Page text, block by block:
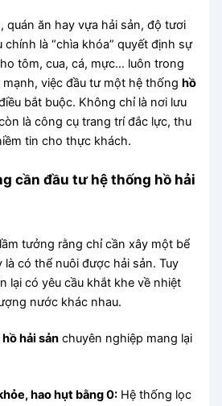
quán ăn hay vựa hải sản, độ tươi
chính là “chìa khóa” quyết định sự
tôm, cua, cá, mực… luôn trong
việc đầu tư một hệ thốnghồ
bắt buộc. Không chỉ là nơi lưu
là công cụ trang trí đắc lực, thu
tin cho thực khách.
cần đầu tư hệ thống hồ hải
tưởng rằng chỉ cần xây một bể
có thể nuôi được hải sản. Tuy
lại có yêu cầu khắt khe về nhiệt
nước khác nhau.
hồ hải sản chuyên nghiệp mang lại
hao hụt bằng 0: Hệ thống lọc